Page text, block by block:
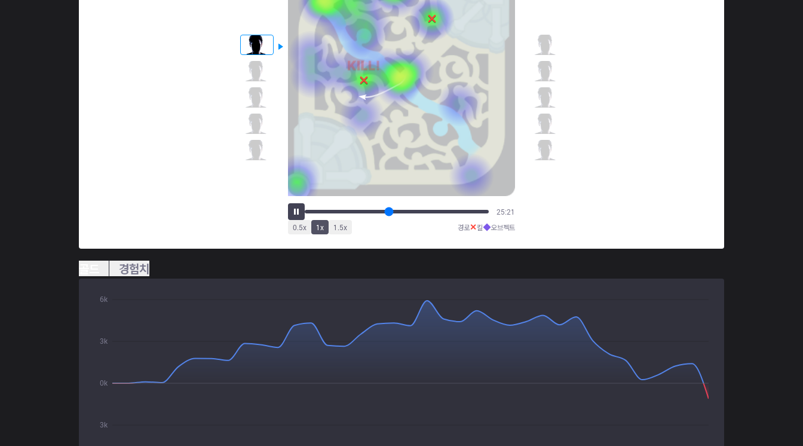
30:07
0.5x 1x 1.5x 경로✕킬◆오브젝트
경험치
3k
0k
3k
6k